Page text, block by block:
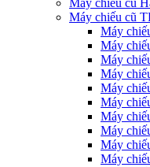
Máy chiếu cũ
Máy
Máy
Máy
Máy
Máy
Máy
Máy
Máy
Máy
Máy